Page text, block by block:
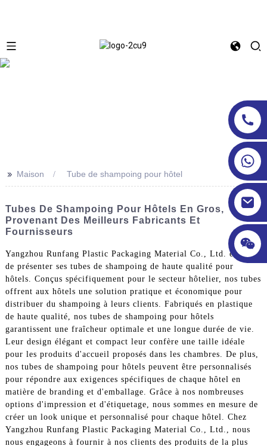
>> Maison Tube de shampoing pour hôtel
Tubes De Shampoing Pour Hôtels En Gros,
Provenant Des Meilleurs Fabricants Et
Fournisseurs
Yangzhou Runfang Plastic Packaging Material Co., Ltd. est fière
de présenter ses tubes de shampoing de haute qualité pour
hôtels. Conçus spécifiquement pour le secteur hôtelier, nos tubes
offrent aux hôtels une solution pratique et économique pour
distribuer du shampoing à leurs clients. Fabriqués en plastique
de haute qualité, nos tubes de shampoing pour hôtels
garantissent une fraîcheur optimale et une longue durée de vie.
Leur design élégant et compact leur confère une taille idéale
pour les produits d'accueil proposés dans les chambres. De plus,
nos tubes de shampoing pour hôtels peuvent être personnalisés
pour répondre aux exigences spécifiques de chaque hôtel en
matière de branding et d'emballage. Grâce à nos nombreuses
options d'impression et d'étiquetage, nous sommes en mesure de
créer un look unique et personnalisé pour chaque hôtel. Chez
Yangzhou Runfang Plastic Packaging Material Co., Ltd., nous
nous engageons à fournir à nos clients des produits de la plus